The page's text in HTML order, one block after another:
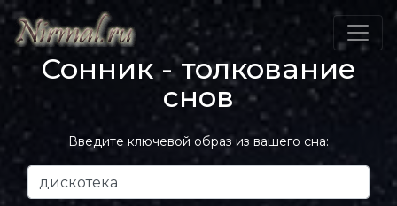
Сонник - толкование
снов
Введите ключевой образ из вашего сна: